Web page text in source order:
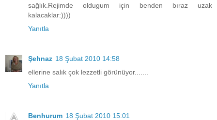
sağlık.Rejimde oldugum için benden bıraz uzak
kalacaklar:))))
Yanıtla
Şehnaz 18 Şubat 2010 14:58
ellerine salık çok lezzetli görünüyor.......
Yanıtla
Benhurum 18 Şubat 2010 15:01